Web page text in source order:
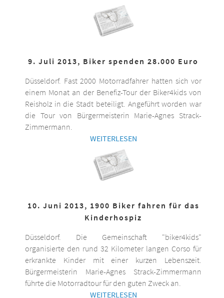
9. Juli 2013, Biker spenden 28.000 Euro
Düsseldorf. Fast 2000 Motorradfahrer hatten sich vor
einem Monat an der Benefiz-Tour der Biker4kids von
Reisholz in die Stadt beteiligt. Angeführt worden war
die Tour von Bürgermeisterin Marie-Agnes Strack-
Zimmermann.
WEITERLESEN
10. Juni 2013, 1900 Biker fahren für das
Kinderhospiz
Düsseldorf. Die Gemeinschaft "biker4kids"
organisierte den rund 32 Kilometer langen Corso für
erkrankte Kinder mit einer kurzen Lebenszeit.
Bürgermeisterin Marie-Agnes Strack-Zimmermann
führte die Motorradtour für den guten Zweck an.
WEITERLESEN